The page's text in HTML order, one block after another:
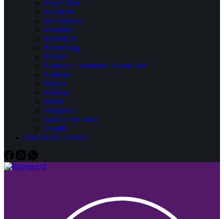
Easy Clean
Excellent
Fit Formula
Frontline
MasterCat
MasterDog
Mazuri
Naturals / Diamond / NutraGold
Nómade
Pipicat
ProPlan
Purina
Simparica
Taste of the Wild
Tropifit
LIQUIDACIONES